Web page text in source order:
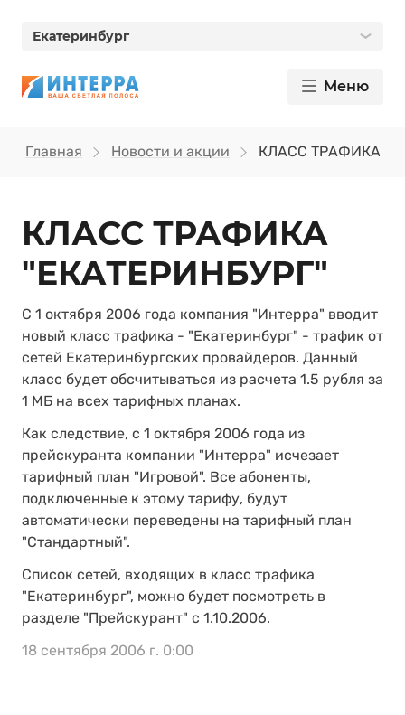
Екатеринбург
Меню
Главная Новости и акции КЛАСС ТРАФИКА
КЛАСС ТРАФИКА
"ЕКАТЕРИНБУРГ"
С 1 октября 2006 года компания "Интерра" вводит
новый класс трафика - "Екатеринбург" - трафик от
сетей Екатеринбургских провайдеров. Данный
класс будет обсчитываться из расчета 1.5 рубля за
1 МБ на всех тарифных планах.
Как следствие, с 1 октября 2006 года из
прейскуранта компании "Интерра" исчезает
тарифный план "Игровой". Все абоненты,
подключенные к этому тарифу, будут
автоматически переведены на тарифный план
"Стандартный".
Список сетей, входящих в класс трафика
"Екатеринбург", можно будет посмотреть в
разделе "Прейскурант" с 1.10.2006.
18 сентября 2006 г. 0:00